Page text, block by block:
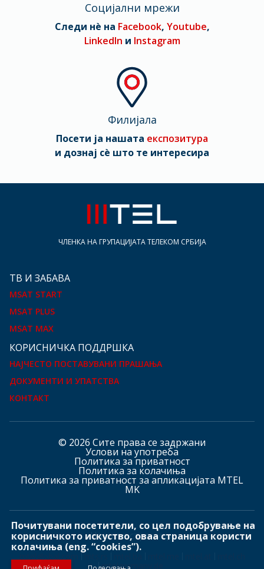
Социјални мрежи
Следи нè на Facebook, Youtube,
LinkedIn и Instagram
Филијала
Посети ја нашата експозитура
и дознај сè што те интересира
ЧЛЕНКА НА ГРУПАЦИЈАТА ТЕЛЕКОМ СРБИЈА
ТВ И ЗАБАВА
MSAT START
MSAT PLUS
MSAT MAX
КOРИСНИЧКА ПОДДРШКА
НАЈЧЕСТО ПОСТАВУВАНИ ПРАШАЊА
ДОКУМЕНТИ И УПАТСТВА
КОНТАКТ
© 2026 Сите права се задржани
Услови на употреба
Политика за приватност
Политика за колачиња
Политика за приватност за апликацијата MTEL
MK
Hашите страници
mts.rs
mtelgermany.de
Почитувани посетители, со цел подобрување на
корисничкото искуство, оваа страница користи
колачиња (eng. “cookies”).